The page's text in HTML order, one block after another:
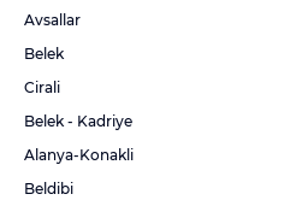
Avsallar
Belek
Cirali
Belek - Kadriye
Alanya-Konakli
Beldibi